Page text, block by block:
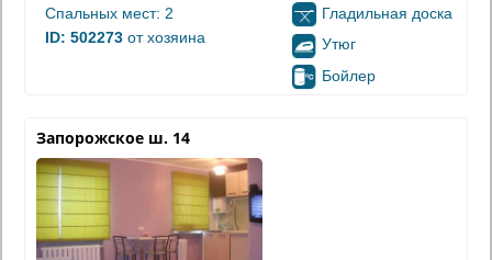
Спальных мест: 2
ID: 502273 от хозяина
Гладильная доска
Утюг
Бойлер
Запорожское ш. 14